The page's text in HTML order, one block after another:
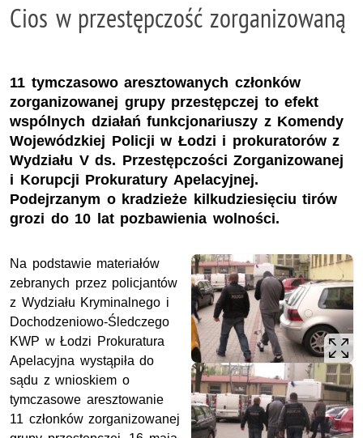
Cios w przestępczość zorganizowaną
11 tymczasowo aresztowanych członków
zorganizowanej grupy przestępczej to efekt
wspólnych działań funkcjonariuszy z Komendy
Wojewódzkiej Policji w Łodzi i prokuratorów z
Wydziału V ds. Przestępczości Zorganizowanej
i Korupcji Prokuratury Apelacyjnej.
Podejrzanym o kradzieże kilkudziesięciu tirów
grozi do 10 lat pozbawienia wolności.
Na podstawie materiałów
zebranych przez policjantów
z Wydziału Kryminalnego i
Dochodzeniowo-Śledczego
KWP w Łodzi Prokuratura
Apelacyjna wystąpiła do
sądu z wnioskiem o
tymczasowe aresztowanie
11 członków zorganizowanej